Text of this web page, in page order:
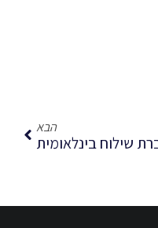
הבא
שילוח בינלאומית